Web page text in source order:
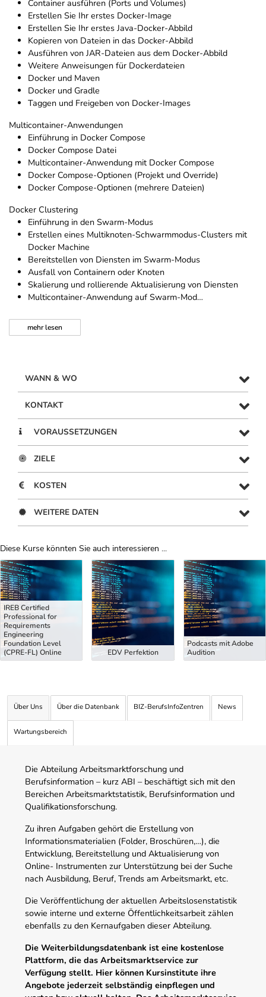
Container ausführen (Ports und Volumes)
Erstellen Sie Ihr erstes Docker-Image
Erstellen Sie Ihr erstes Java-Docker-Abbild
Kopieren von Dateien in das Docker-Abbild
Ausführen von JAR-Dateien aus dem Docker-Abbild
Weitere Anweisungen für Dockerdateien
Docker und Maven
Docker und Gradle
Taggen und Freigeben von Docker-Images
Multicontainer-Anwendungen
Einführung in Docker Compose
Docker Compose Datei
Multicontainer-Anwendung mit Docker Compose
Docker Compose-Optionen (Projekt und Override)
Docker Compose-Optionen (mehrere Dateien)
Docker Clustering
Einführung in den Swarm-Modus
Erstellen eines Multiknoten-Schwarmmodus-Clusters mit
Docker Machine
Bereitstellen von Diensten im Swarm-Modus
Ausfall von Containern oder Knoten
Skalierung und rollierende Aktualisierung von Diensten
Multicontainer-Anwendung auf Swarm-Mod…
mehrlesen
WANN & WO
KONTAKT
VORAUSSETZUNGEN
ZIELE
KOSTEN
WEITERE DATEN
Diese Kurse könnten Sie auch interessieren ...
Uber Weiterbildungsvorschläge
IREB Certified
Professional for
Requirements
Engineering
Foundation Level
(CPRE-FL) Online
EDV Perfektion
Podcasts mit Adobe
Audition
Über Uns Über die Datenbank BIZ-BerufsInfoZentren News
Wartungsbereich
Die Abteilung Arbeitsmarktforschung und
Berufsinformation – kurz ABI – beschäftigt sich mit den
Bereichen Arbeitsmarktstatistik, Berufsinformation und
Qualifikationsforschung.
Zu ihren Aufgaben gehört die Erstellung von
Informationsmaterialien (Folder, Broschüren,…), die
Entwicklung, Bereitstellung und Aktualisierung von
Online- Instrumenten zur Unterstützung bei der Suche
nach Ausbildung, Beruf, Trends am Arbeitsmarkt, etc.
Die Veröffentlichung der aktuellen Arbeitslosenstatistik
sowie interne und externe Öffentlichkeitsarbeit zählen
ebenfalls zu den Kernaufgaben dieser Abteilung.
Die Weiterbildungsdatenbank ist eine kostenlose
Plattform, die das Arbeitsmarktservice zur
Verfügung stellt. Hier können Kursinstitute ihre
Angebote jederzeit selbständig einpflegen und